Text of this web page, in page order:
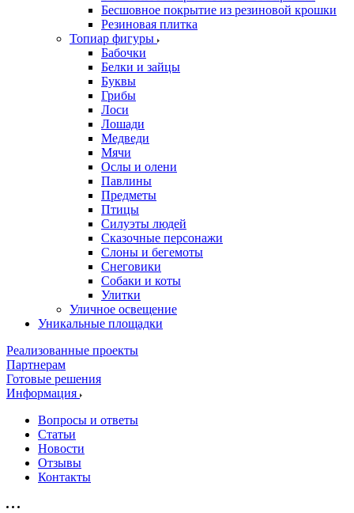
Бесшовное покрытие из резиновой крошки
Резиновая плитка
Топиар фигуры
Бабочки
Белки и зайцы
Буквы
Грибы
Лоси
Лошади
Медведи
Мячи
Ослы и олени
Павлины
Предметы
Птицы
Силуэты людей
Сказочные персонажи
Слоны и бегемоты
Снеговики
Собаки и коты
Улитки
Уличное освещение
Уникальные площадки
Реализованные проекты
Партнерам
Готовые решения
Информация
Вопросы и ответы
Статьи
Новости
Отзывы
Контакты